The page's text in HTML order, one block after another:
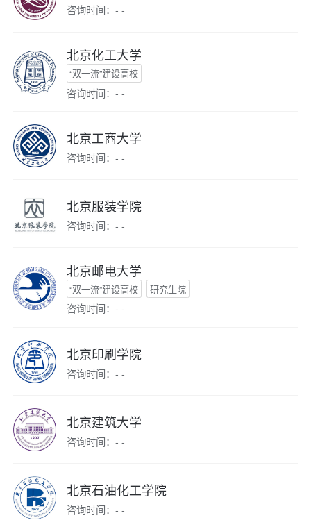
咨询时间：- -
北京化工大学
“双一流”建设高校
咨询时间：- -
北京工商大学
咨询时间：- -
北京服装学院
咨询时间：- -
北京邮电大学
“双一流”建设高校 研究生院
咨询时间：- -
北京印刷学院
咨询时间：- -
北京建筑大学
咨询时间：- -
北京石油化工学院
咨询时间：- -